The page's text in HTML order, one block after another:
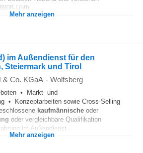
Ljbffr...
Mehr anzeigen
im Außendienst für den
Steiermark und Tirol
& Co. KGaA - Wolfsberg
• Markt- und
• Konzeptarbeiten sowie Cross-Selling
kaufmännische oder
oder vergleichbare Qualifikation
im Außendienst...
Mehr anzeigen